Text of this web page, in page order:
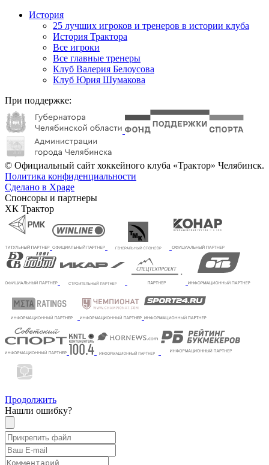
История
25 лучших игроков и тренеров в истории клуба
История Трактора
Все игроки
Все главные тренеры
Клуб Валерия Белоусова
Клуб Юрия Шумакова
При поддержке:
© Официальный сайт хоккейного клуба «Трактор» Челябинск.
Политика конфиденциальности
Сделано в Xpage
Спонсоры и партнеры
ХК Трактор
Продолжить
Нашли ошибку?